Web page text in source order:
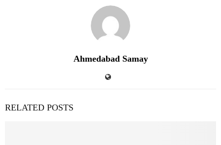
Ahmedabad Samay
RELATED POSTS